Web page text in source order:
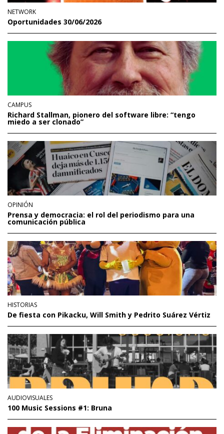
NETWORK
Oportunidades 30/06/2026
CAMPUS
Richard Stallman, pionero del software libre: “tengo
miedo a ser clonado”
OPINIÓN
Prensa y democracia: el rol del periodismo para una
comunicación pública
HISTORIAS
De fiesta con Pikacku, Will Smith y Pedrito Suárez Vértiz
AUDIOVISUALES
100 Music Sessions #1: Bruna